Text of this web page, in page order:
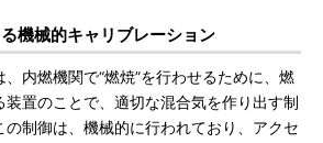
機械的キャリブレーション
内燃機関で“燃焼”を行わせるために、燃
置のことで、適切な混合気を作り出す制
制御は、機械的に行われており、アクセ